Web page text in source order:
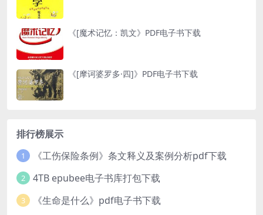
《[魔术记忆：凯文》PDF电子书下载
《[摩诃婆罗多·四]》PDF电子书下载
排行榜展示
1 《工伤保险条例》条文释义及案例分析pdf下载
2 4TB epubee电子书库打包下载
3 《生命是什么》pdf电子书下载